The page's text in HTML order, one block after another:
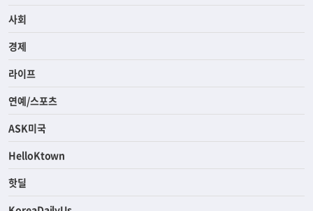
사회
경제
라이프
연예/스포츠
ASK미국
HelloKtown
핫딜